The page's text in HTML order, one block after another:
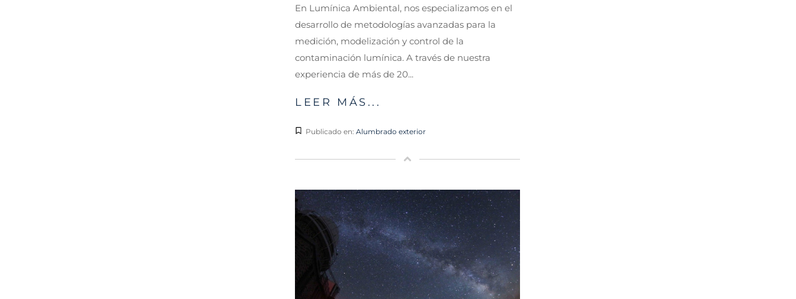
En Lumínica Ambiental, nos especializamos en el
desarrollo de metodologías avanzadas para la
medición, modelización y control de la
contaminación lumínica. A través de nuestra
experiencia de más de 20...
LEER MÁS...
Publicado en: Alumbrado exterior